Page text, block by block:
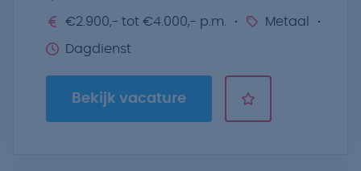
€2.900,- tot €4.000,- p.m. Metaal
Dagdienst
Bekijk vacature